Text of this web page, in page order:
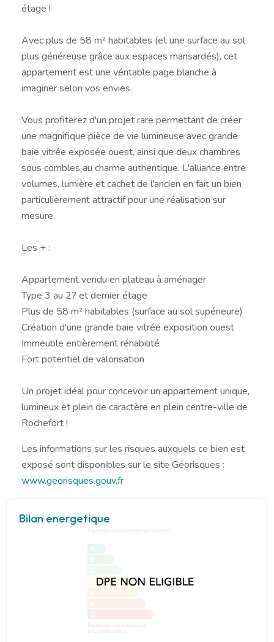
étage !
Avec plus de 58 m² habitables (et une surface au sol
plus généreuse grâce aux espaces mansardés), cet
appartement est une véritable page blanche à
imaginer selon vos envies.
Vous profiterez d'un projet rare permettant de créer
une magnifique pièce de vie lumineuse avec grande
baie vitrée exposée ouest, ainsi que deux chambres
sous combles au charme authentique. L'alliance entre
volumes, lumière et cachet de l'ancien en fait un bien
particulièrement attractif pour une réalisation sur
mesure.
Les + :
Appartement vendu en plateau à aménager
Type 3 au 2? et dernier étage
Plus de 58 m² habitables (surface au sol supérieure)
Création d'une grande baie vitrée exposition ouest
Immeuble entièrement réhabilité
Fort potentiel de valorisation
Un projet idéal pour concevoir un appartement unique,
lumineux et plein de caractère en plein centre-ville de
Rochefort !
Les informations sur les risques auxquels ce bien est
exposé sont disponibles sur le site Géorisques :
www.georisques.gouv.fr
Bilan energetique